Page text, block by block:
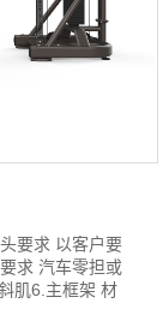
要求 以客户要
求 汽车零担或
肌6.主框架 材